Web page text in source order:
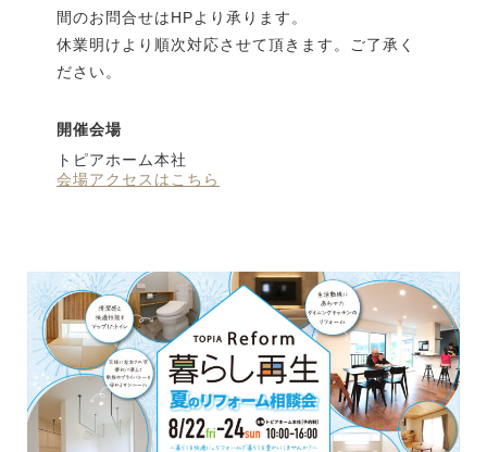
間のお問合せはHPより承ります。
休業明けより順次対応させて頂きます。ご了承く
ださい。
開催会場
トピアホーム本社
会場アクセスはこちら